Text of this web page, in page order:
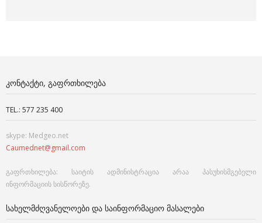
ᲙᲝᲜᲢᲐᲥᲢᲘ, ᲒᲐᲤᲠᲗᲮᲘᲚᲔᲑᲐ
TEL.: 577 235 400
skype: Medgeo.net
Caumednet@gmail.com
გაფრთხილება: საიტის ადმინისტრაცია არაა პასუხისმგებელი
ინფორმაციის სისწორეზე.
ᲡᲐᲮᲔᲚᲛᲫᲦᲕᲐᲜᲔᲚᲝᲔᲑᲘ ᲓᲐ ᲡᲐᲘᲜᲤᲝᲠᲛᲐᲪᲘᲝ ᲛᲐᲡᲐᲚᲔᲑᲘ